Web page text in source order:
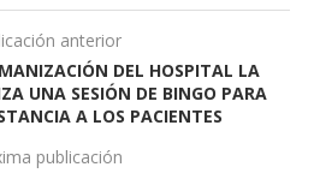
anterior
DEL HOSPITAL LA
UNA SESIÓN DE BINGO PARA
A LOS PACIENTES
publicación